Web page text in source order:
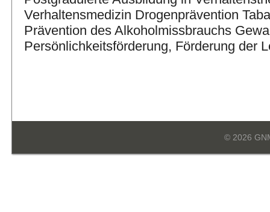
Verhaltensmedizin Drogenprävention
Prävention des Alkoholmissbrauchs
Persönlichkeitsförderung, Förderung der
© 2026